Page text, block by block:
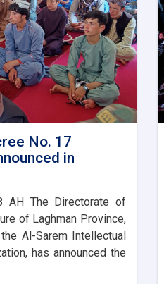
No. 17
in
The Directorate of
of Laghman Province,
Al-Sarem Intellectual
has announced the